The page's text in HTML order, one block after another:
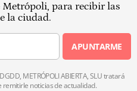
para recibir las
la ciudad.
APUNTARME
METRÓPOLI ABIERTA, SLU tratará
remitirle noticias de actualidad.